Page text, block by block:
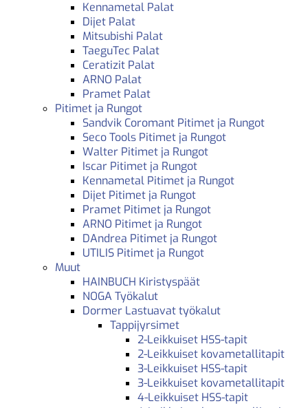
Kennametal Palat
Dijet Palat
Mitsubishi Palat
TaeguTec Palat
Ceratizit Palat
ARNO Palat
Pramet Palat
Pitimet ja Rungot
Sandvik Coromant Pitimet ja Rungot
Seco Tools Pitimet ja Rungot
Walter Pitimet ja Rungot
Iscar Pitimet ja Rungot
Kennametal Pitimet ja Rungot
Dijet Pitimet ja Rungot
Pramet Pitimet ja Rungot
ARNO Pitimet ja Rungot
DAndrea Pitimet ja Rungot
UTILIS Pitimet ja Rungot
Muut
HAINBUCH Kiristyspäät
NOGA Työkalut
Dormer Lastuavat työkalut
Tappijyrsimet
2-Leikkuiset HSS-tapit
2-Leikkuiset kovametallitapit
3-Leikkuiset HSS-tapit
3-Leikkuiset kovametallitapit
4-Leikkuiset HSS-tapit